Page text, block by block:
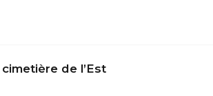
cimetière de l’Est